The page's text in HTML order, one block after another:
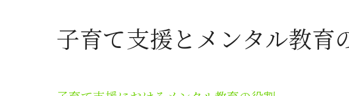
子育て支援とメンタル教育